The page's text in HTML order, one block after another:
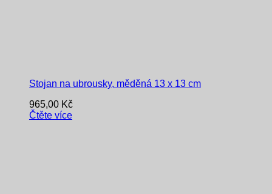
Stojan na ubrousky, měděná 13 x 13 cm
965,00 Kč
Čtěte více